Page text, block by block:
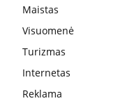
Maistas
Visuomenė
Turizmas
Internetas
Reklama